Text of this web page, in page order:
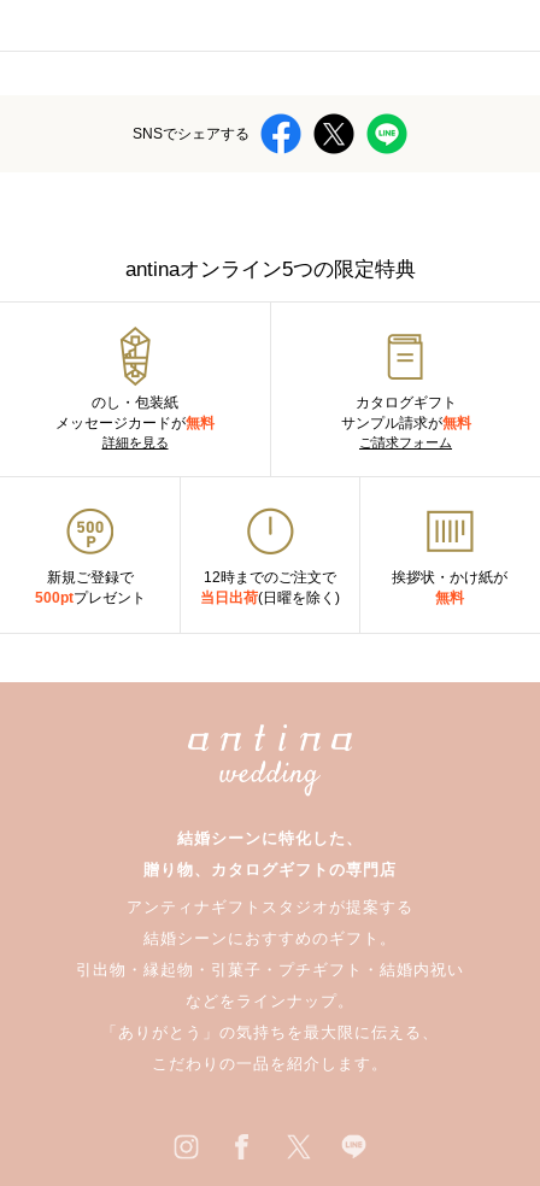
SNSでシェアする
antinaオンライン5つの限定特典
のし・包装紙
メッセージカードが無料
詳細を見る
カタログギフト
サンプル請求が無料
ご請求フォーム
新規ご登録で
500ptプレゼント
12時までのご注文で
当日出荷(日曜を除く)
挨拶状・かけ紙が
無料
結婚シーンに特化した、
贈り物、カタログギフトの専門店
アンティナギフトスタジオが提案する
結婚シーンにおすすめのギフト。
引出物・縁起物・引菓子・プチギフト・結婚内祝い
などをラインナップ。
「ありがとう」の気持ちを最大限に伝える、
こだわりの一品を紹介します。